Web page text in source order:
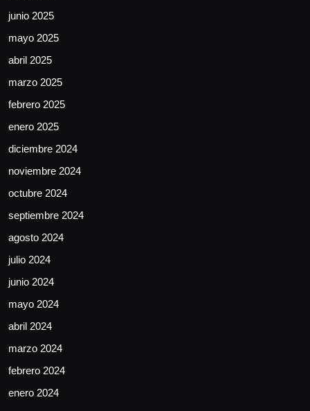
junio 2025
mayo 2025
abril 2025
marzo 2025
febrero 2025
enero 2025
diciembre 2024
noviembre 2024
octubre 2024
septiembre 2024
agosto 2024
julio 2024
junio 2024
mayo 2024
abril 2024
marzo 2024
febrero 2024
enero 2024